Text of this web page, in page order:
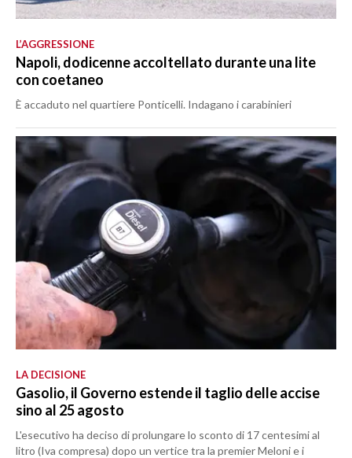
L’AGGRESSIONE
Napoli, dodicenne accoltellato durante una lite
con coetaneo
È accaduto nel quartiere Ponticelli. Indagano i carabinieri
LA DECISIONE
Gasolio, il Governo estende il taglio delle accise
sino al 25 agosto
L'esecutivo ha deciso di prolungare lo sconto di 17 centesimi al
litro (Iva compresa) dopo un vertice tra la premier Meloni e i